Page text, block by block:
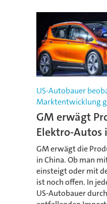
US-Autobauer
Marktentwicklung
GM erwägt
Elektro-Autos
GM erwägt die
in China. Ob man
einsteigt oder mit
ist noch offen. In
US-Autobauer